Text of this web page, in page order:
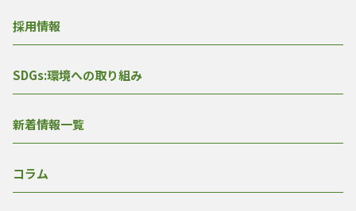
採用情報
SDGs:環境への取り組み
新着情報一覧
コラム